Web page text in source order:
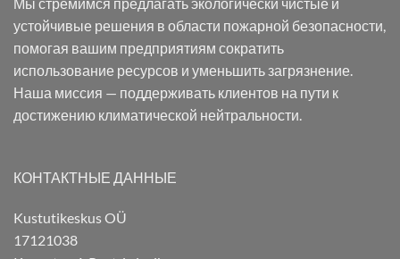
устойчивые решения в области пожарной безопасности,
помогая вашим предприятиям сократить
использование ресурсов и уменьшить загрязнение.
Наша миссия — поддерживать клиентов на пути к
достижению климатической нейтральности.
КОНТАКТНЫЕ ДАННЫЕ
Kustutikeskus OÜ
17121038